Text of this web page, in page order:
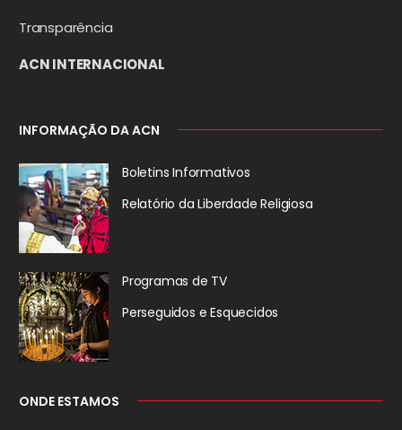
Transparência
ACN INTERNACIONAL
INFORMAÇÃO DA ACN
Boletins Informativos
Relatório da Liberdade Religiosa
Programas de TV
Perseguidos e Esquecidos
ONDE ESTAMOS